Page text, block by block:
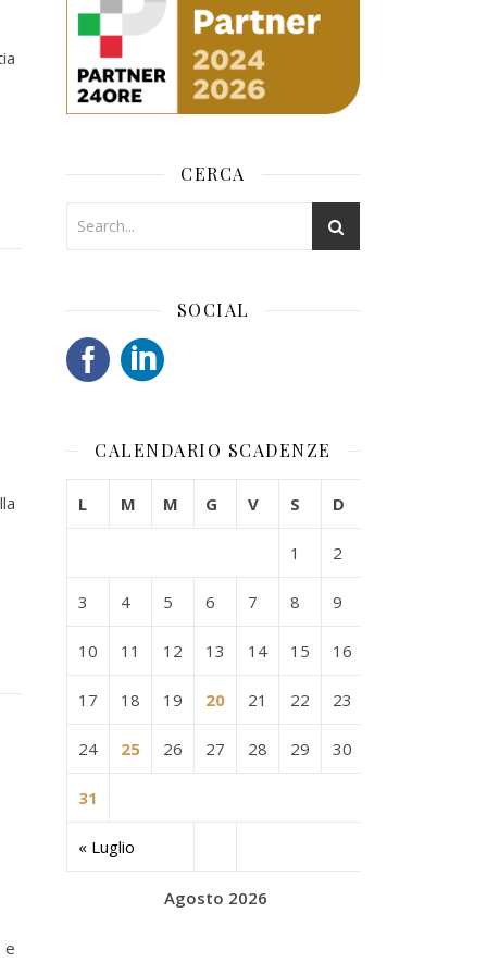
e
CERCA
SOCIAL
CALENDARIO SCADENZE
Agosto 2026
L M M G V S D
« Luglio
1 2
3 4 5 6 7 8 9
10 11 12 13 14 15 16
17 18 19 20 21 22 23
24 25 26 27 28 29 30
31